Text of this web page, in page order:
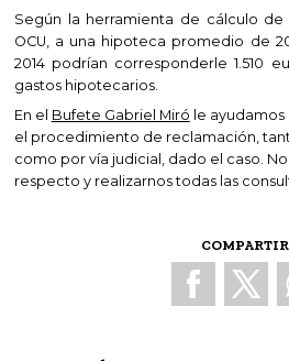
Según la herramienta de cálculo
OCU, a una hipoteca promedio de
2014 podrían corresponderle 1.510
gastos hipotecarios.
En el Bufete Gabriel Miró le
el procedimiento de reclamación,
como por vía judicial, dado el caso.
respecto y realizarnos todas las